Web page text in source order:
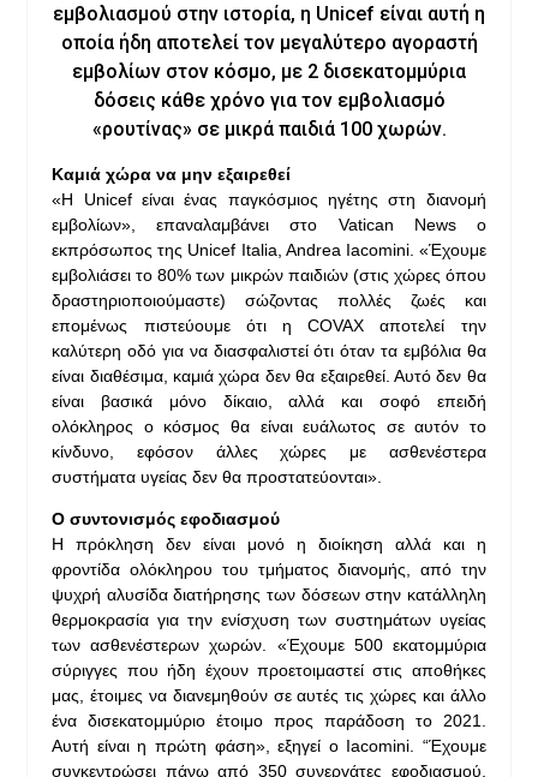
εμβολιασμού στην ιστορία, η Unicef είναι αυτή η
οποία ήδη αποτελεί τον μεγαλύτερο αγοραστή
εμβολίων στον κόσμο, με 2 δισεκατομμύρια
δόσεις κάθε χρόνο για τον εμβολιασμό
«ρουτίνας» σε μικρά παιδιά 100 χωρών.
Καμιά χώρα να μην εξαιρεθεί
«Η Unicef είναι ένας παγκόσμιος ηγέτης στη διανομή
εμβολίων», επαναλαμβάνει στο Vatican News ο
εκπρόσωπος της Unicef Italia, Andrea Iacomini. «Έχουμε
εμβολιάσει το 80% των μικρών παιδιών (στις χώρες όπου
δραστηριοποιούμαστε) σώζοντας πολλές ζωές και
επομένως πιστεύουμε ότι η COVAX αποτελεί την
καλύτερη οδό για να διασφαλιστεί ότι όταν τα εμβόλια θα
είναι διαθέσιμα, καμιά χώρα δεν θα εξαιρεθεί. Αυτό δεν θα
είναι βασικά μόνο δίκαιο, αλλά και σοφό επειδή
ολόκληρος ο κόσμος θα είναι ευάλωτος σε αυτόν το
κίνδυνο, εφόσον άλλες χώρες με ασθενέστερα
συστήματα υγείας δεν θα προστατεύονται».
Ο συντονισμός εφοδιασμού
Η πρόκληση δεν είναι μονό η διοίκηση αλλά και η
φροντίδα ολόκληρου του τμήματος διανομής, από την
ψυχρή αλυσίδα διατήρησης των δόσεων στην κατάλληλη
θερμοκρασία για την ενίσχυση των συστημάτων υγείας
των ασθενέστερων χωρών. «Έχουμε 500 εκατομμύρια
σύριγγες που ήδη έχουν προετοιμαστεί στις αποθήκες
μας, έτοιμες να διανεμηθούν σε αυτές τις χώρες και άλλο
ένα δισεκατομμύριο έτοιμο προς παράδοση το 2021.
Αυτή είναι η πρώτη φάση», εξηγεί ο Iacomini. “Έχουμε
συγκεντρώσει πάνω από 350 συνεργάτες εφοδιασμού,